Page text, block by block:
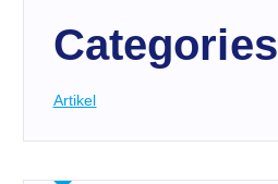
Categories
Artikel